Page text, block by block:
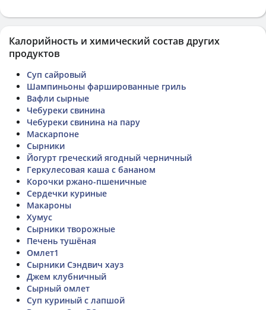
Калорийность и химический состав других
продуктов
Суп сайровый
Шампиньоны фаршированные гриль
Вафли сырные
Чебуреки свинина
Чебуреки свинина на пару
Маскарпоне
Сырники
Йогурт греческий ягодный черничный
Геркулесовая каша с бананом
Корочки ржано-пшеничные
Сердечки куриные
Макароны
Хумус
Сырники творожные
Печень тушёная
Омлет1
Сырники Сэндвич хауз
Джем клубничный
Сырный омлет
Суп куриный с лапшой